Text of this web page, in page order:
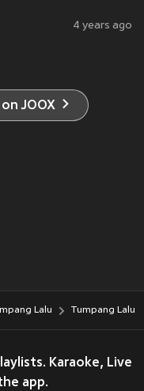
4 years ago
JOOX
Lalu Tumpang Lalu
Karaoke, Live
app.